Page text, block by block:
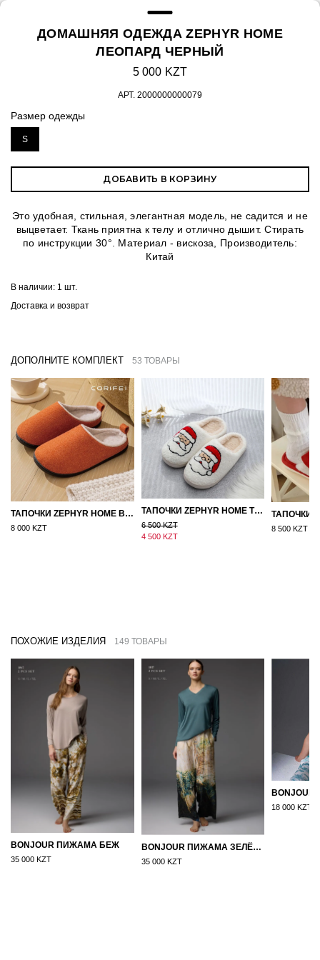
ДОМАШНЯЯ ОДЕЖДА ZEPHYR HOME
ЛЕОПАРД ЧЕРНЫЙ
5 000 KZT
АРТ. 2000000000079
Размер одежды
S
ДОБАВИТЬ В КОРЗИНУ
Это удобная, стильная, элегантная модель, не садится и не
выцветает. Ткань приятна к телу и отлично дышит. Стирать
по инструкции 30°. Материал - вискоза, Производитель:
Китай
В наличии: 1 шт.
Доставка и возврат
ДОПОЛНИТЕ КОМПЛЕКТ 53 ТОВАРЫ
ТАПОЧКИ ZEPHYR HOME ВОЙЛОК ОРАНЖЕВЫЙ
8 000 KZT
ТАПОЧКИ ZEPHYR HOME ТЕДДИ ДЕД МОРОЗ NEW
6 500 KZT
4 500 KZT
8 500 KZT
ПОХОЖИЕ ИЗДЕЛИЯ 149 ТОВАРЫ
BONJOUR ПИЖАМА БЕЖ
35 000 KZT
BONJOUR ПИЖАМА ЗЕЛЁНЫЙ
35 000 KZT
18 000 KZT